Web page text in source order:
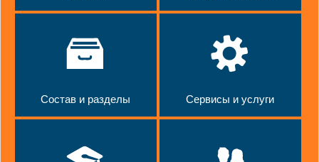
Состав и разделы Сервисы и услуги